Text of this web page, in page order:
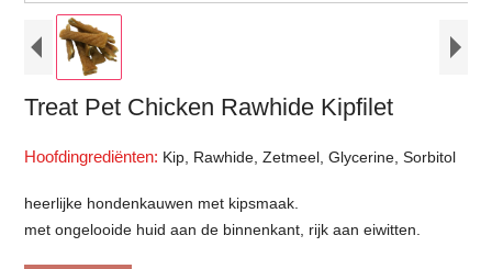
Treat Pet Chicken Rawhide Kipfilet
Hoofdingrediënten: Kip, Rawhide, Zetmeel, Glycerine, Sorbitol
heerlijke hondenkauwen met kipsmaak.
met ongelooide huid aan de binnenkant, rijk aan eiwitten.